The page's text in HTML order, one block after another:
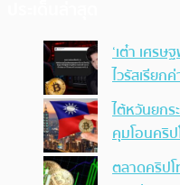
‘เต๋า เศร
ไวรัสเรียก
ไต้หวันยกร
คุมโอนคริ
ตลาดคริป